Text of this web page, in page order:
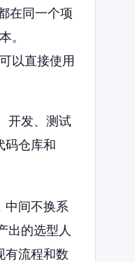
在同一个项
。
以直接使用
开发、测试
码仓库和
中间不换系
出的选型人
有流程和数